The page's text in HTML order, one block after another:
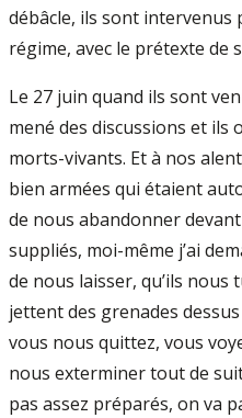
débâcle, ils sont
régime, avec le prétexte de
Le 27 juin quand ils sont
mené des discussions et ils
morts-vivants. Et à nos
bien armées qui étaient
de nous abandonner
suppliés, moi-même j’ai
de nous laisser, qu’ils nous
jettent des grenades
vous nous quittez, vous
nous exterminer tout de
pas assez préparés, on va